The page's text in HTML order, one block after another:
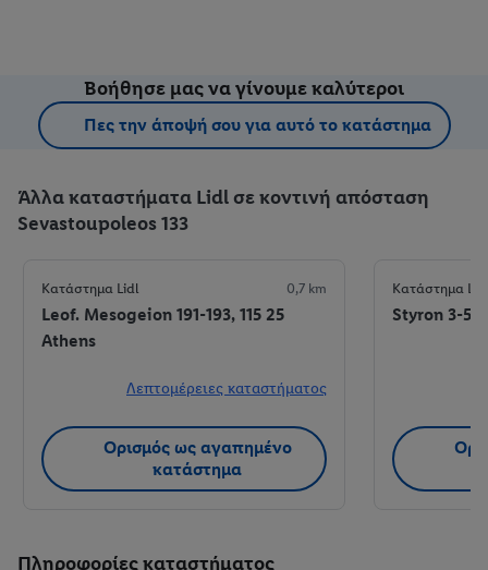
Βοήθησε μας να γίνουμε καλύτεροι
Πες την άποψή σου για αυτό το κατάστημα
Άλλα καταστήματα Lidl σε κοντινή απόσταση
Sevastoupoleos 133
Κατάστημα Lidl 0,7 km
Leof. Mesogeion 191-193, 115 25
Athens
Λεπτομέρειες καταστήματος
Ορισμός ως αγαπημένο
κατάστημα
Κατάστημα
Styron 3-5,
Πληροφορίες καταστήματος